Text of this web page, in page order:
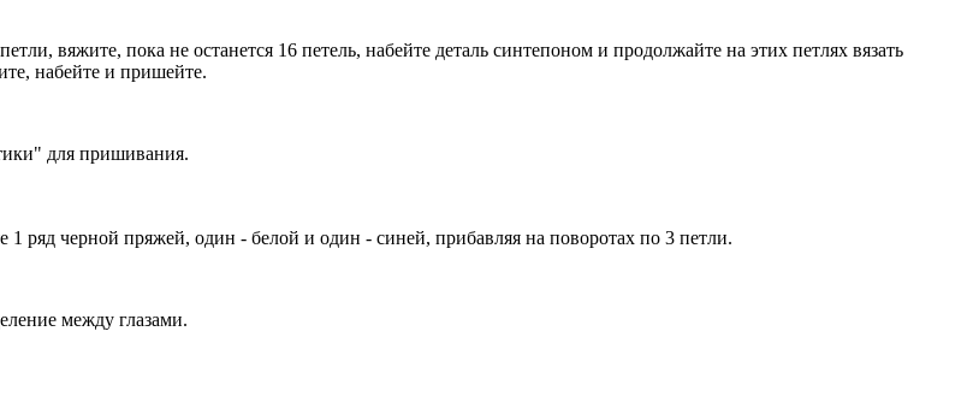
вяжите, пока не останется 16 петель, набейте деталь синтепоном и продолжайте на этих петлях вязать
набейте и пришейте.
для пришивания.
1 ряд черной пряжей, один - белой и один - синей, прибавляя на поворотах по 3 петли.
между глазами.